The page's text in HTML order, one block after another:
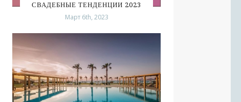
СВАДЕБНЫЕ ТЕНДЕНЦИИ 2023
Март 6th, 2023